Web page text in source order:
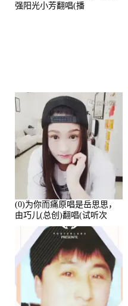
强阳光小芳翻唱(播
(0)为你而痛原唱是岳思思，
由巧儿(总创)翻唱(试听次
数:108697)